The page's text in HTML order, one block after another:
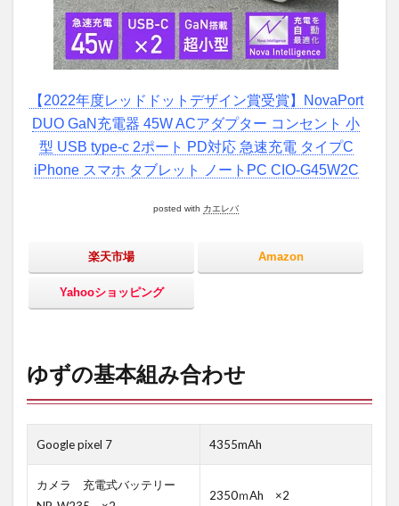
【2022年度レッドドットデザイン賞受賞】NovaPort
DUO GaN充電器 45W ACアダプター コンセント 小
型 USB type-c 2ポート PD対応 急速充電 タイプC
iPhone スマホ タブレット ノートPC CIO-G45W2C
posted with カエレバ
楽天市場 Amazon
Yahooショッピング
ゆずの基本組み合わせ
Google pixel 7 4355mAh
カメラ 充電式バッテリー
2350ｍAh ×2